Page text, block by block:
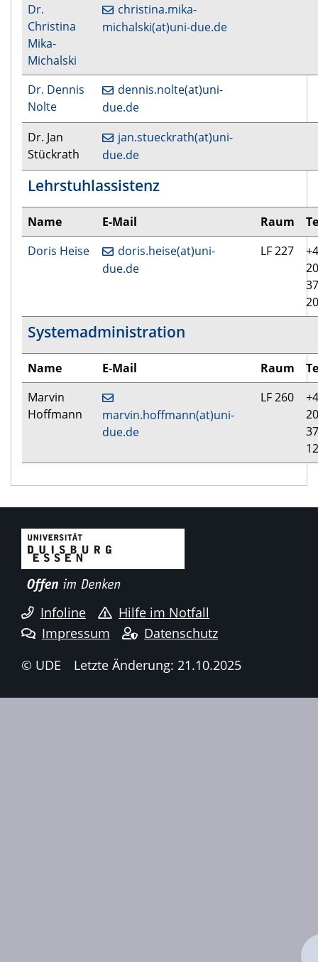
Dr.
Christina
Mika-
Michalski
christina.mika-
michalski(at)uni-due.de
Dr. Dennis
Nolte
dennis.nolte(at)uni-
due.de
Dr. Jan
Stückrath
jan.stueckrath(at)uni-
due.de
Lehrstuhlassistenz
Name E-Mail Raum
Doris Heise
doris.heise(at)uni-
due.de
LF 227
Systemadministration
Name E-Mail Raum
Marvin
Hoffmann
marvin.hoffmann(at)uni-
due.de
LF 260
Infoline
Hilfe im Notfall
Impressum
Datenschutz
© UDE
Letzte Änderung: 21.10.2025